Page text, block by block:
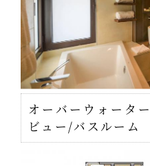
オーバーウォータ
ビュー/バスルーム